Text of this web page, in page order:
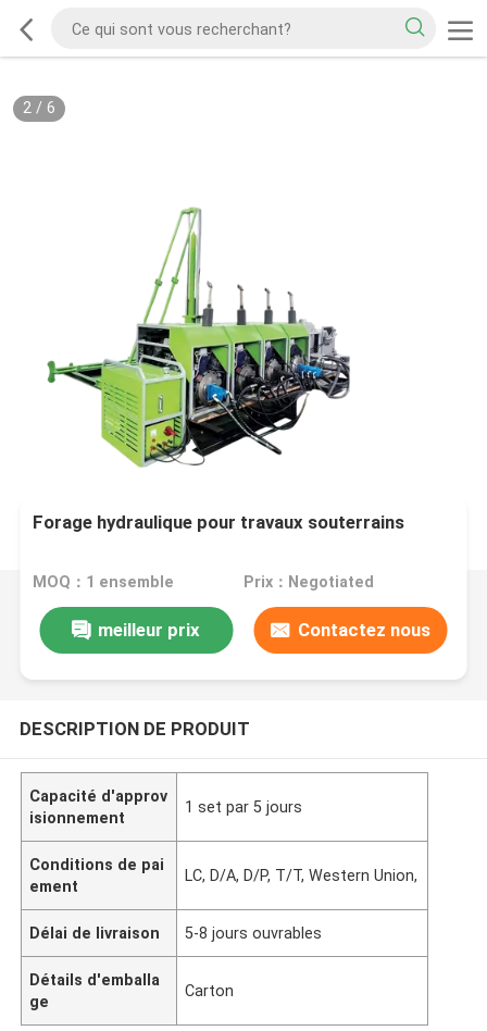
2/ 6
Forage hydraulique pour travaux souterrains
MOQ：1 ensemble Prix：Negotiated
meilleur prix Contactez nous
DESCRIPTION DE PRODUIT
Capacité d'approv
isionnement
1 set par 5 jours
Conditions de pai
ement
LC, D/A, D/P, T/T, Western Union,
Délai de livraison 5-8 jours ouvrables
Détails d'emballa
ge
Carton